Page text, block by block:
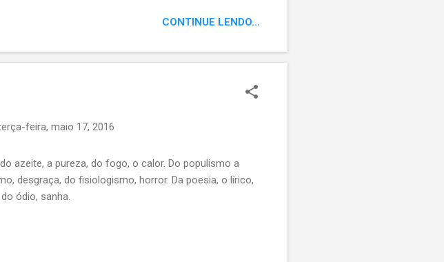
CONTINUE LENDO...
feira, maio 17, 2016
azeite, a pureza, do fogo, o calor. Do populismo a
desgraça, do fisiologismo, horror. Da poesia, o lírico,
ódio, sanha.